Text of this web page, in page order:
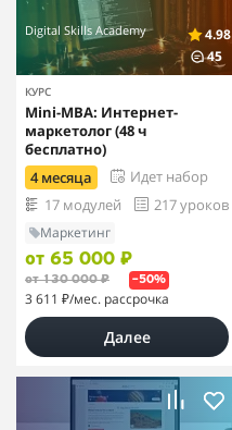
Digital Skills Academy
4.98
45
КУРС
Mini-MBA: Интернет-
маркетолог (48 ч
бесплатно)
4 месяца
Идет набор
17 модулей
217 уроков
Маркетинг
от 65 000 ₽
от 130 000 ₽ –50%
3 611 ₽/мес. рассрочка
Далее